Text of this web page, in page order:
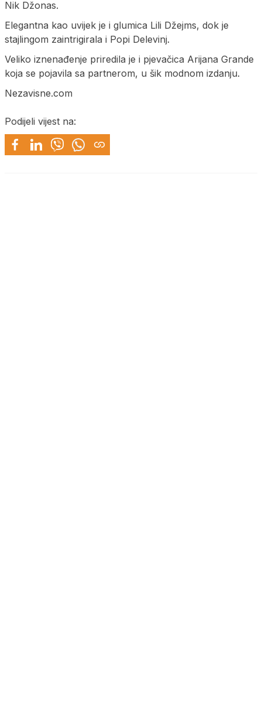
Nik Džonas.
Elegantna kao uvijek je i glumica Lili Džejms, dok je
stajlingom zaintrigirala i Popi Delevinj.
Veliko iznenađenje priredila je i pjevačica Arijana Grande
koja se pojavila sa partnerom, u šik modnom izdanju.
Nezavisne.com
Podijeli vijest na: